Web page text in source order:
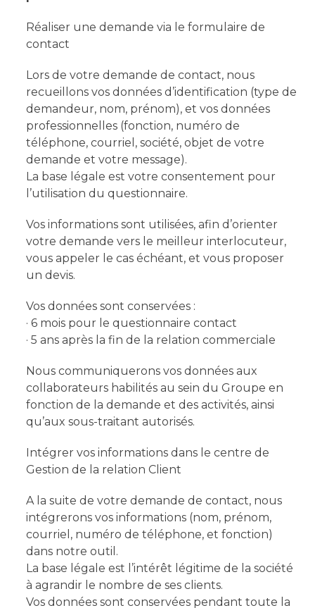
Réaliser une demande via le formulaire de
contact
Lors de votre demande de contact, nous
recueillons vos données d’identification (type de
demandeur, nom, prénom), et vos données
professionnelles (fonction, numéro de
téléphone, courriel, société, objet de votre
demande et votre message).
La base légale est votre consentement pour
l’utilisation du questionnaire.
Vos informations sont utilisées, afin d’orienter
votre demande vers le meilleur interlocuteur,
vous appeler le cas échéant, et vous proposer
un devis.
Vos données sont conservées :
· 6 mois pour le questionnaire contact
· 5 ans après la fin de la relation commerciale
Nous communiquerons vos données aux
collaborateurs habilités au sein du Groupe en
fonction de la demande et des activités, ainsi
qu’aux sous-traitant autorisés.
Intégrer vos informations dans le centre de
Gestion de la relation Client
A la suite de votre demande de contact, nous
intégrerons vos informations (nom, prénom,
courriel, numéro de téléphone, et fonction)
dans notre outil.
La base légale est l’intérêt légitime de la société
à agrandir le nombre de ses clients.
Vos données sont conservées pendant toute la